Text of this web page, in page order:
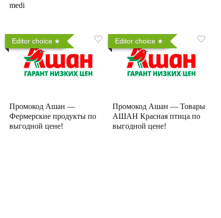
medi
Editor choice
Промокод Ашан —
Фермерские продукты по
выгодной цене!
Editor choice
Промокод Ашан — Товары
АШАН Красная птица по
выгодной цене!